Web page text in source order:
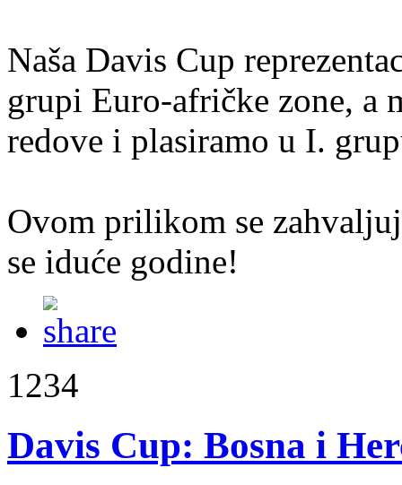
Naša Davis Cup
grupi Euro-afričke zone, a
redove i plasiramo u I.
Ovom prilikom se
se iduće godine!
1234
Davis Cup: Bosna i